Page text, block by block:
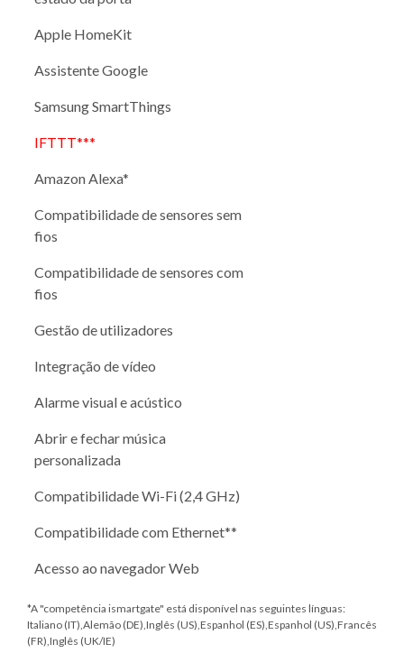
Apple HomeKit
Assistente Google
Samsung SmartThings
IFTTT***
Amazon Alexa*
Compatibilidade de sensores sem
fios
Compatibilidade de sensores com
fios
Gestão de utilizadores
Integração de vídeo
Alarme visual e acústico
Abrir e fechar música
personalizada
Compatibilidade Wi-Fi (2,4 GHz)
Compatibilidade com Ethernet**
Acesso ao navegador Web
*A "competência ismartgate" está disponível nas seguintes línguas:
Italiano (IT),Alemão (DE),Inglês (US),Espanhol (ES),Espanhol (US),Francês
(FR),Inglês (UK/IE)